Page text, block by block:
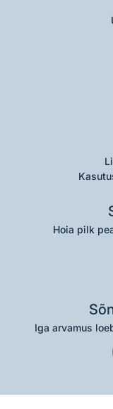
Hoia pilk
Iga arvamus